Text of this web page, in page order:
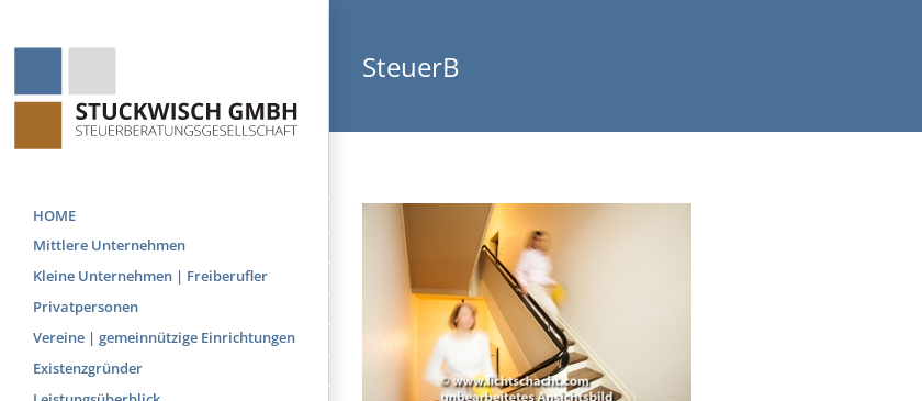
to
HOME
Mittlere Unternehmen
Kleine Unternehmen | Freiberufler
Privatpersonen
Vereine | gemeinnützige Einrichtungen
Existenzgründer
SteuerB